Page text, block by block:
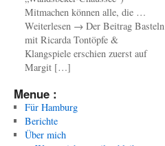
Mitmachen können alle, die …
Weiterlesen → Der Beitrag Basteln
mit Ricarda Tontöpfe &
Klangspiele erschien zuerst auf
Margit […]
Menue :
Für Hamburg
Berichte
Über mich